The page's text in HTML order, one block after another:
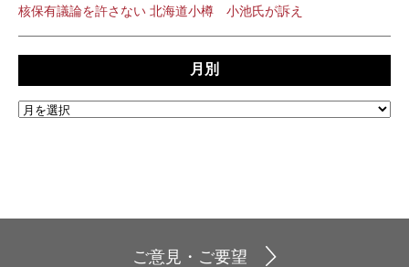
核保有議論を許さない 北海道小樽 小池氏が訴え
月別
ご意見・ご要望